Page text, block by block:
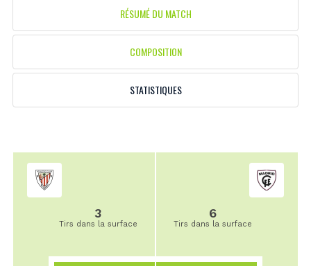
RÉSUMÉ DU MATCH
COMPOSITION
STATISTIQUES
3
Tirs dans la surface
6
Tirs dans la surface